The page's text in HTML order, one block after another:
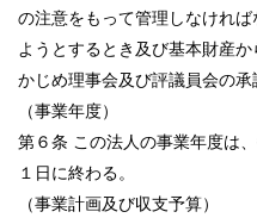
の注意をもって管理しなけれ
ようとするとき及び基本財産
かじめ理事会及び評議員会の承
（事業年度）
第６条 この法人の事業年度は
１日に終わる。
（事業計画及び収支予算）